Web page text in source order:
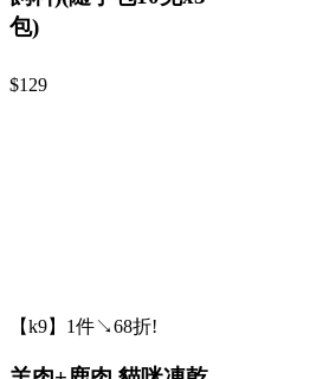
包)
$129
【k9】1件↘68折!